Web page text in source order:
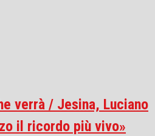
verrà / Jesina, Luciano
il ricordo più vivo»